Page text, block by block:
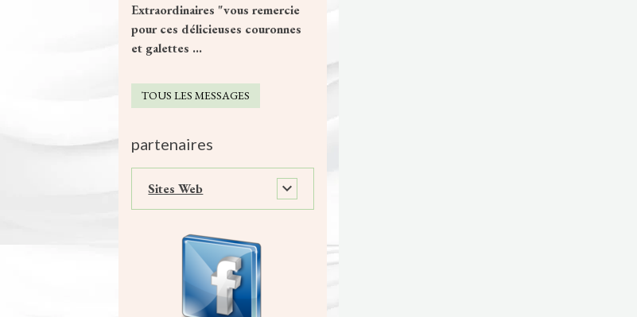
Extraordinaires "vous remercie
pour ces délicieuses couronnes
et galettes ...
TOUS LES MESSAGES
partenaires
Sites Web